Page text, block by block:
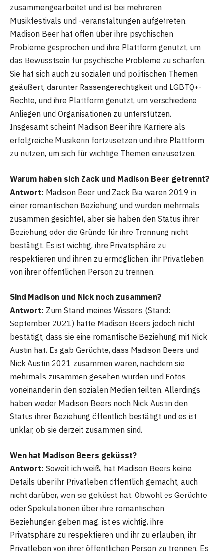
zusammengearbeitet und ist bei mehreren
Musikfestivals und -veranstaltungen aufgetreten.
Madison Beer hat offen über ihre psychischen
Probleme gesprochen und ihre Plattform genutzt, um
das Bewusstsein für psychische Probleme zu schärfen.
Sie hat sich auch zu sozialen und politischen Themen
geäußert, darunter Rassengerechtigkeit und LGBTQ+-
Rechte, und ihre Plattform genutzt, um verschiedene
Anliegen und Organisationen zu unterstützen.
Insgesamt scheint Madison Beer ihre Karriere als
erfolgreiche Musikerin fortzusetzen und ihre Plattform
zu nutzen, um sich für wichtige Themen einzusetzen.
Warum haben sich Zack und Madison Beer getrennt?
Antwort: Madison Beer und Zack Bia waren 2019 in
einer romantischen Beziehung und wurden mehrmals
zusammen gesichtet, aber sie haben den Status ihrer
Beziehung oder die Gründe für ihre Trennung nicht
bestätigt. Es ist wichtig, ihre Privatsphäre zu
respektieren und ihnen zu ermöglichen, ihr Privatleben
von ihrer öffentlichen Person zu trennen.
Sind Madison und Nick noch zusammen?
Antwort: Zum Stand meines Wissens (Stand:
September 2021) hatte Madison Beers jedoch nicht
bestätigt, dass sie eine romantische Beziehung mit Nick
Austin hat. Es gab Gerüchte, dass Madison Beers und
Nick Austin 2021 zusammen waren, nachdem sie
mehrmals zusammen gesehen wurden und Fotos
voneinander in den sozialen Medien teilten. Allerdings
haben weder Madison Beers noch Nick Austin den
Status ihrer Beziehung öffentlich bestätigt und es ist
unklar, ob sie derzeit zusammen sind.
Wen hat Madison Beers geküsst?
Antwort: Soweit ich weiß, hat Madison Beers keine
Details über ihr Privatleben öffentlich gemacht, auch
nicht darüber, wen sie geküsst hat. Obwohl es Gerüchte
oder Spekulationen über ihre romantischen
Beziehungen geben mag, ist es wichtig, ihre
Privatsphäre zu respektieren und ihr zu erlauben, ihr
Privatleben von ihrer öffentlichen Person zu trennen. Es